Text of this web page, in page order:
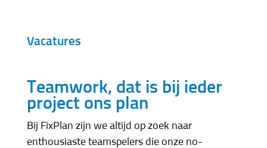
Vacatures
Teamwork, dat is bij ieder
project ons plan
Bij FixPlan zijn we altijd op zoek naar
enthousiaste teamspelers die onze no-